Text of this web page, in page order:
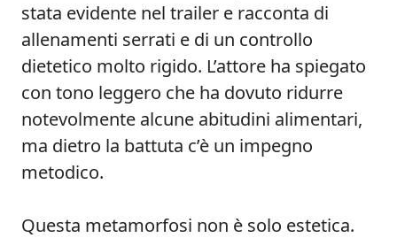
stata evidente nel trailer e racconta di
allenamenti serrati e di un controllo
dietetico molto rigido. L’attore ha spiegato
con tono leggero che ha dovuto ridurre
notevolmente alcune abitudini alimentari,
ma dietro la battuta c’è un impegno
metodico.
Questa metamorfosi non è solo estetica.